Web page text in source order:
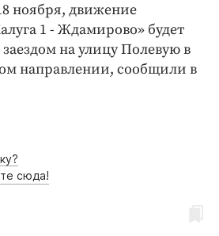
ноября, движение
1 - Ждамирово» будет
на улицу Полевую в
направлении, сообщили в
сюда!